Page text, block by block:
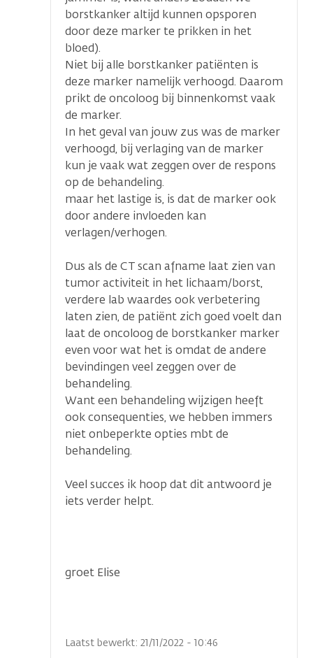
borstkanker altijd kunnen opsporen
door deze marker te prikken in het
bloed).
Niet bij alle borstkanker patiënten is
deze marker namelijk verhoogd. Daarom
prikt de oncoloog bij binnenkomst vaak
de marker.
In het geval van jouw zus was de marker
verhoogd, bij verlaging van de marker
kun je vaak wat zeggen over de respons
op de behandeling.
maar het lastige is, is dat de marker ook
door andere invloeden kan
verlagen/verhogen.
Dus als de CT scan afname laat zien van
tumor activiteit in het lichaam/borst,
verdere lab waardes ook verbetering
laten zien, de patiënt zich goed voelt dan
laat de oncoloog de borstkanker marker
even voor wat het is omdat de andere
bevindingen veel zeggen over de
behandeling.
Want een behandeling wijzigen heeft
ook consequenties, we hebben immers
niet onbeperkte opties mbt de
behandeling.
Veel succes ik hoop dat dit antwoord je
iets verder helpt.
groet Elise
Laatst bewerkt: 21/11/2022 - 10:46